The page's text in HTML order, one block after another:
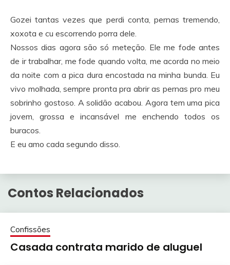
Gozei tantas vezes que perdi conta, pernas tremendo,
xoxota e cu escorrendo porra dele.
Nossos dias agora são só meteção. Ele me fode antes
de ir trabalhar, me fode quando volta, me acorda no meio
da noite com a pica dura encostada na minha bunda. Eu
vivo molhada, sempre pronta pra abrir as pernas pro meu
sobrinho gostoso. A solidão acabou. Agora tem uma pica
jovem, grossa e incansável me enchendo todos os
buracos.
E eu amo cada segundo disso.
Contos Relacionados
Confissões
Casada contrata marido de aluguel